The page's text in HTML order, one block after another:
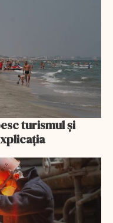
turismul și